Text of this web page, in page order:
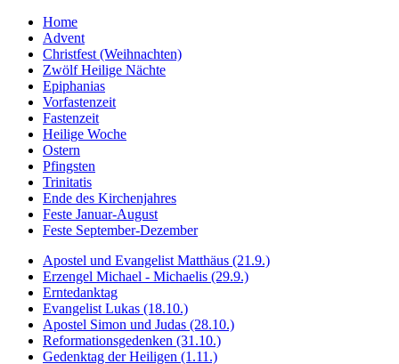
Home
Advent
Christfest (Weihnachten)
Zwölf Heilige Nächte
Epiphanias
Vorfastenzeit
Fastenzeit
Heilige Woche
Ostern
Pfingsten
Trinitatis
Ende des Kirchenjahres
Feste Januar-August
Feste September-Dezember
Apostel und Evangelist Matthäus (21.9.)
Erzengel Michael - Michaelis (29.9.)
Erntedanktag
Evangelist Lukas (18.10.)
Apostel Simon und Judas (28.10.)
Reformationsgedenken (31.10.)
Gedenktag der Heiligen (1.11.)